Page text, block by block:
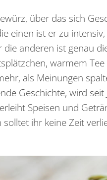
über das sich
einen ist er zu
die anderen ist genau
warmem
als Meinungen
Geschichte, wird
Speisen und
solltet ihr keine Zeit